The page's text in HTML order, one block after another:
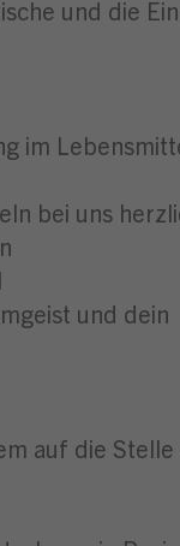
und die
im
bei uns
und dein
auf die